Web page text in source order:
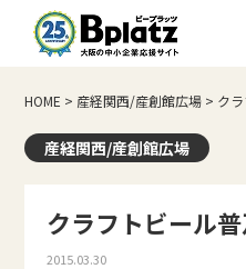
HOME > 産経関西/産創館広場 > ク
産経関西/産創館広場
クラフトビール
2015.03.30